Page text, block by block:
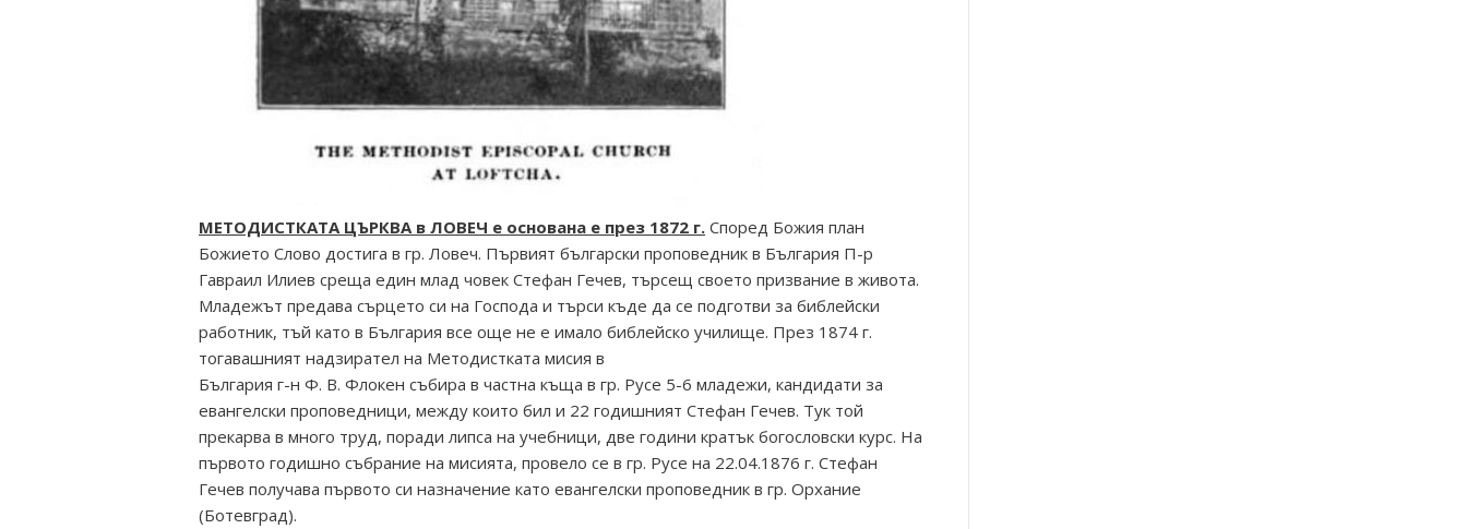
МЕТОДИСТКАТА ЦЪРКВА в ЛОВЕЧ е основана е през 1872 г. Според Божия план
Божието Слово достига в гр. Ловеч. Първият български проповедник в България П-р
Гавраил Илиев среща един млад човек Стефан Гечев, търсещ своето призвание в живота.
Младежът предава сърцето си на Господа и търси къде да се подготви за библейски
работник, тъй като в България все още не е имало библейско училище. През 1874 г.
тогавашният надзирател на Методистката мисия в
България г-н Ф. В. Флокен събира в частна къща в гр. Русе 5-6 младежи, кандидати за
евангелски проповедници, между които бил и 22 годишният Стефан Гечев. Тук той
прекарва в много труд, поради липса на учебници, две години кратък богословски курс. На
първото годишно събрание на мисията, провело се в гр. Русе на 22.04.1876 г. Стефан
Гечев получава първото си назначение като евангелски проповедник в гр. Орхание
(Ботевград).